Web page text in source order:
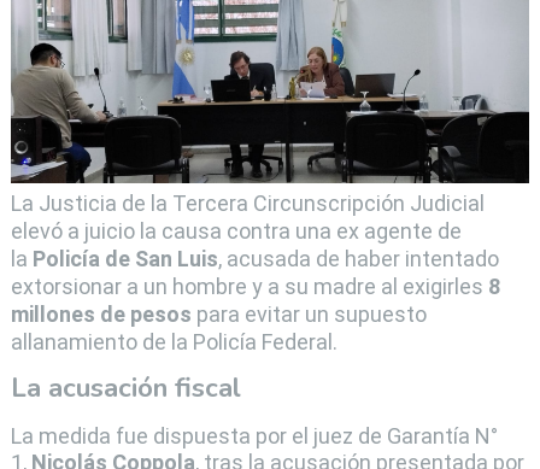
La Justicia de la Tercera Circunscripción Judicial
elevó a juicio la causa contra una ex agente de
la Policía de San Luis, acusada de haber intentado
extorsionar a un hombre y a su madre al exigirles 8
millones de pesos para evitar un supuesto
allanamiento de la Policía Federal.
La acusación fiscal
La medida fue dispuesta por el juez de Garantía N°
1, Nicolás Coppola, tras la acusación presentada por